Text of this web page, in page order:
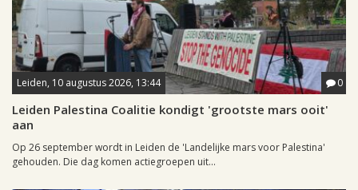
Leiden, 10 augustus 2026, 13:44 0
Leiden Palestina Coalitie kondigt 'grootste mars ooit'
aan
Op 26 september wordt in Leiden de 'Landelijke mars voor Palestina'
gehouden. Die dag komen actiegroepen uit...